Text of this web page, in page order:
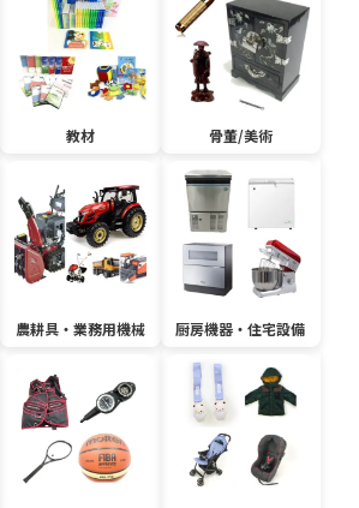
教材 骨董/美術
農耕具・業務用機械 厨房機器・住宅設備